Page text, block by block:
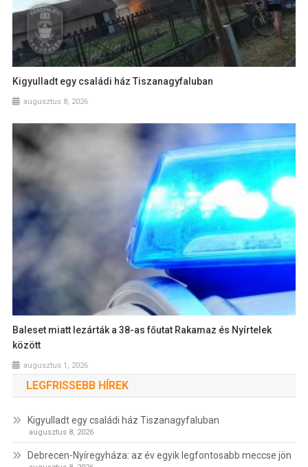
Kigyulladt egy családi ház Tiszanagyfaluban
augusztus 8, 2026
Baleset miatt lezárták a 38-as főutat Rakamaz és Nyírtelek
között
augusztus 1, 2026
LEGFRISSEBB HÍREK
Kigyulladt egy családi ház Tiszanagyfaluban
augusztus 8, 2026
Debrecen-Nyíregyháza: az év egyik legfontosabb meccse jön